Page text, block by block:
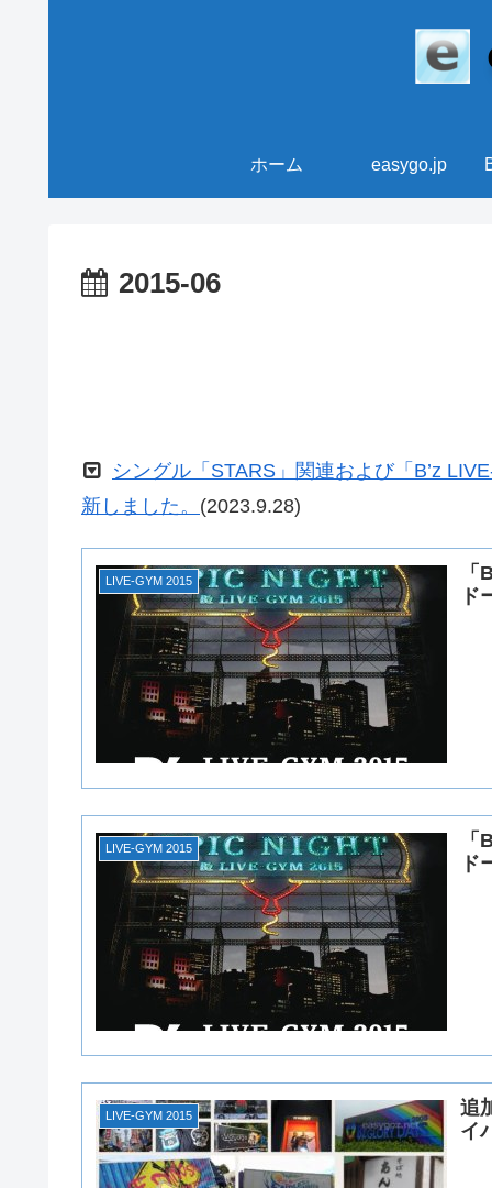
ホーム easygo.jp
2015-06
シングル「STARS」関連および「B’z
新しました。 (2023.9.28)
LIVE-GYM 2015
ド
LIVE-GYM 2015
ド
LIVE-GYM 2015
追
イ